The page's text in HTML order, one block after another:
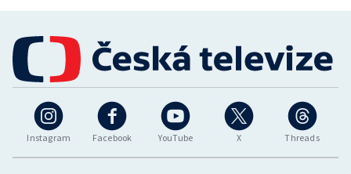
Instagram Facebook YouTube X Threads